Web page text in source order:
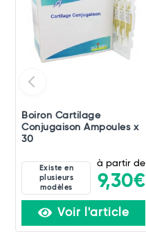
Boiron Cartilage
Conjugaison Ampoules x
30
Existe en
plusieurs
modèles
à partir de
9,30€
Voir l'article